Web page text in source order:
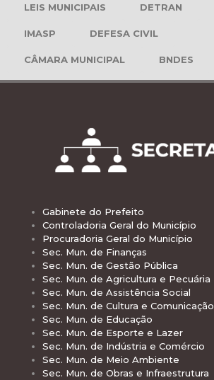
LEIS MUNICIPAIS DETRAN
IMASP DEFESA CIVIL
CÂMARA MUNICIPAL BNDES
Gabinete do Prefeito
Controladoria Geral do Município
Procuradoria Geral do Município
Sec. Mun. de Finanças
Sec. Mun. de Gestão Pública
Sec. Mun. de Agricultura e Pecuária
Sec. Mun. de Assistência Social
Sec. Mun. de Cultura e Comunicação
Sec. Mun. de Educação
Sec. Mun. de Esporte e Lazer
Sec. Mun. de Indústria e Comércio
Sec. Mun. de Meio Ambiente
Sec. Mun. de Obras e Infraestrutura